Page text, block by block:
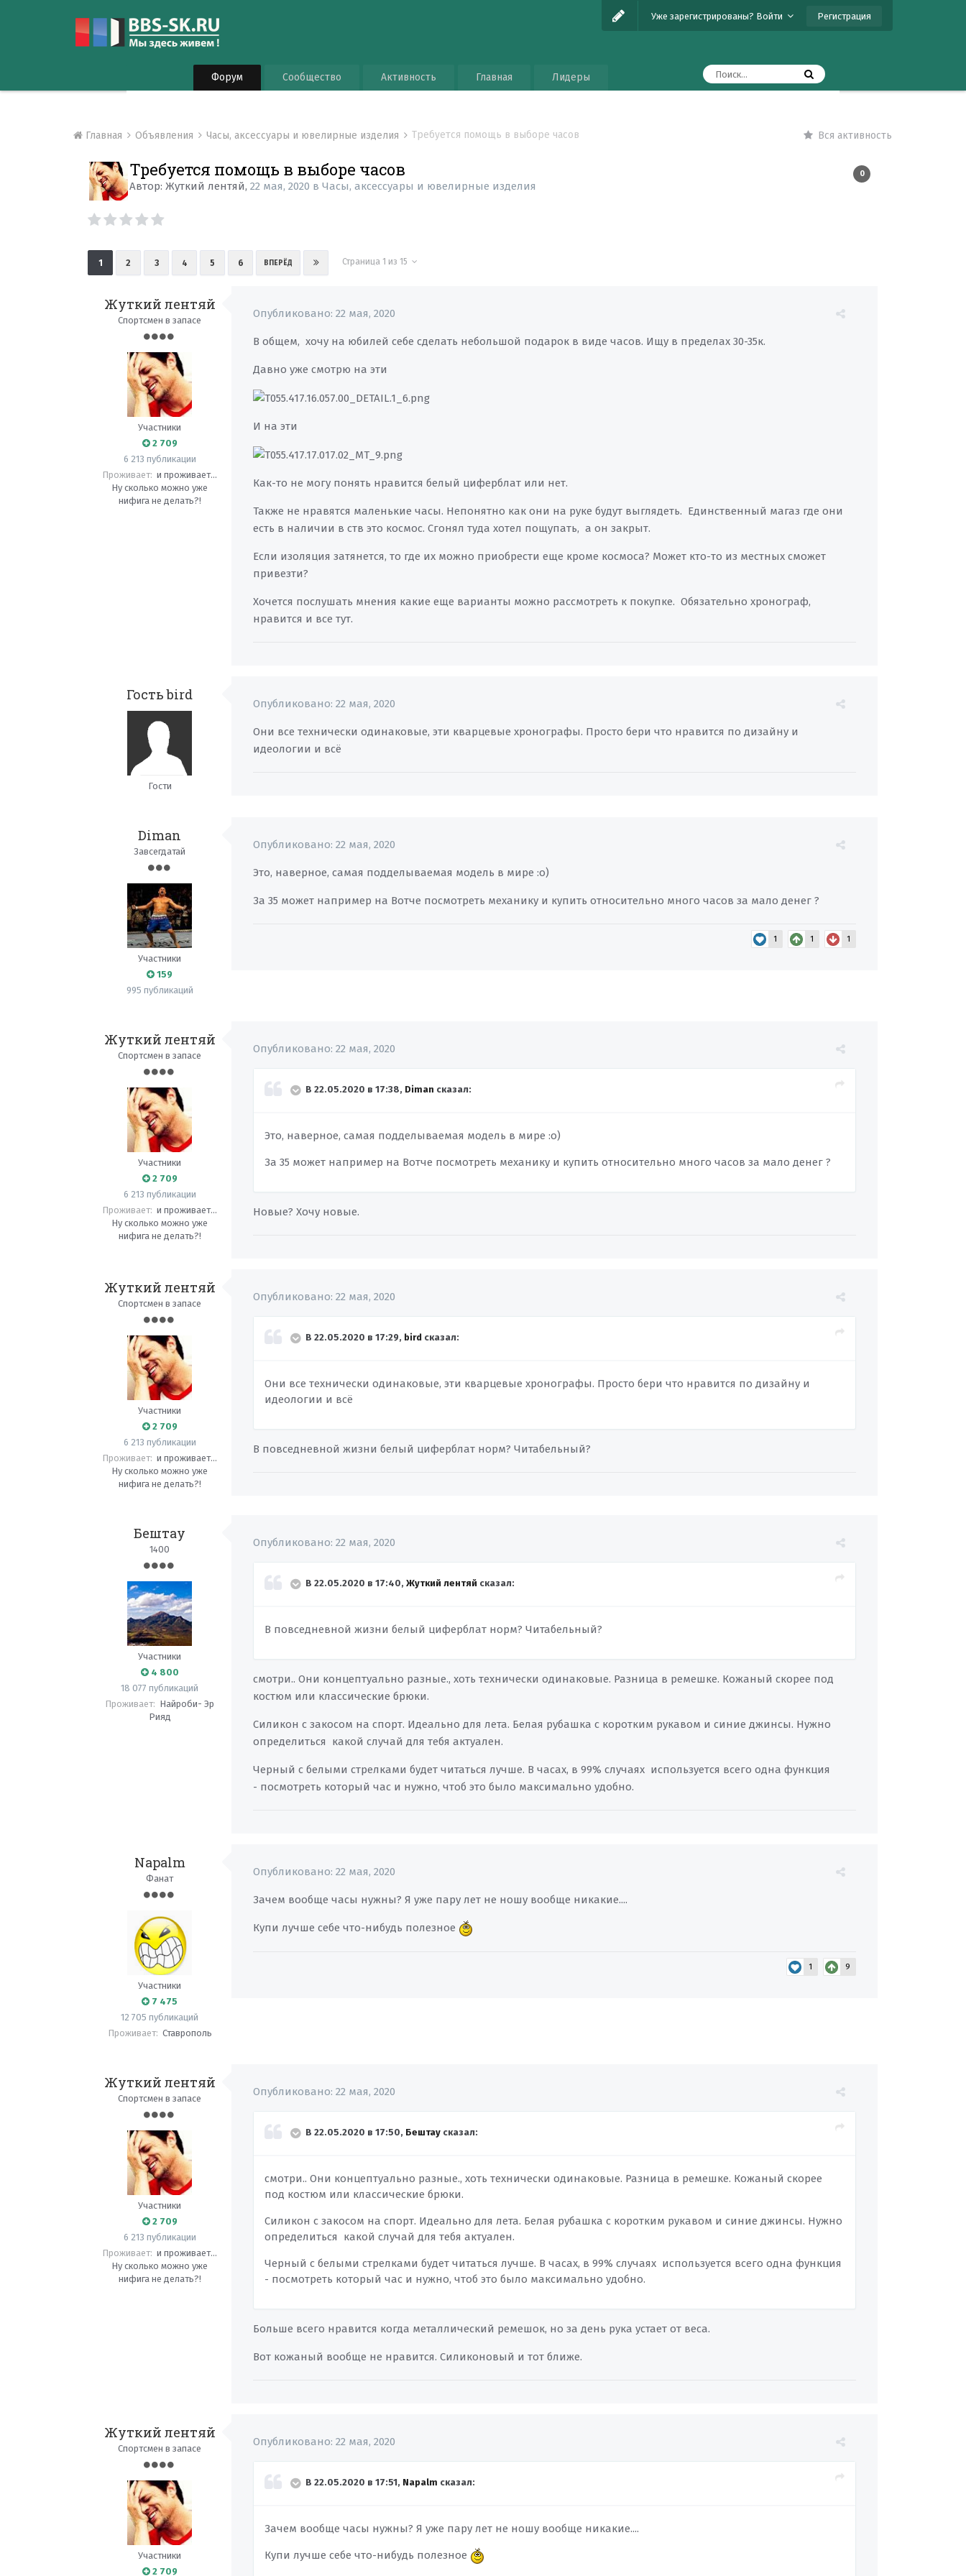
Уже зарегистрированы? Войти Регистрация
Форум Сообщество Активность Главная Лидеры
Вся активность
Главная Объявления Часы, аксессуары и ювелирные изделия Требуется помощь в выборе часов
0
Требуется помощь в выборе часов
Автор:Жуткий лентяй,22 мая, 2020 вЧасы, аксессуары и ювелирные изделия
1 2 3 4 5 6 ВПЕРЁД Страница 1 из 15
Жуткий лентяй
Спортсмен в запасе
Участники
2 709
6 213 публикации
Проживает: и проживает...
Ну сколько можно уже
нифига не делать?!
Опубликовано:22 мая, 2020
В общем, хочу на юбилей себе сделать небольшой подарок в виде часов. Ищу в пределах 30-35к.
Давно уже смотрю на эти
И на эти
Как-то не могу понять нравится белый циферблат или нет.
Также не нравятся маленькие часы. Непонятно как они на руке будут выглядеть. Единственный магаз где они
есть в наличии в ств это космос. Сгонял туда хотел пощупать, а он закрыт.
Если изоляция затянется, то где их можно приобрести еще кроме космоса? Может кто-то из местных сможет
привезти?
Хочется послушать мнения какие еще варианты можно рассмотреть к покупке. Обязательно хронограф,
нравится и все тут.
Гость bird
Гости
Опубликовано:22 мая, 2020
Они все технически одинаковые, эти кварцевые хронографы. Просто бери что нравится по дизайну и
идеологии и всё
Diman
Завсегдатай
Участники
159
995 публикаций
Опубликовано:22 мая, 2020
Это, наверное, самая подделываемая модель в мире:о)
За 35 может например на Вотче посмотреть механику и купить относительно много часов за мало денег ?
1 1 1
Жуткий лентяй
Спортсмен в запасе
Участники
2 709
6 213 публикации
Проживает: и проживает...
Ну сколько можно уже
нифига не делать?!
Опубликовано:22 мая, 2020
В 22.05.2020 в 17:38, Diman сказал:
Это, наверное, самая подделываемая модель в мире:о)
За 35 может например на Вотче посмотреть механику и купить относительно много часов за мало денег ?
Новые? Хочу новые.
Жуткий лентяй
Спортсмен в запасе
Участники
2 709
6 213 публикации
Проживает: и проживает...
Ну сколько можно уже
нифига не делать?!
Опубликовано:22 мая, 2020
В 22.05.2020 в 17:29, bird сказал:
Они все технически одинаковые, эти кварцевые хронографы. Просто бери что нравится по дизайну и
идеологии и всё
В повседневной жизни белый циферблат норм? Читабельный?
Бештау
1400
Участники
4 800
18 077 публикаций
Проживает: Найроби- Эр
Рияд
Опубликовано:22 мая, 2020
В 22.05.2020 в 17:40,Жуткий лентяй сказал:
В повседневной жизни белый циферблат норм? Читабельный?
смотри.. Они концептуально разные., хоть технически одинаковые. Разница в ремешке. Кожаный скорее под
костюм или классические брюки.
Силикон с закосом на спорт. Идеально для лета. Белая рубашка с коротким рукавом и синие джинсы. Нужно
определиться какой случай для тебя актуален.
Черный с белыми стрелками будет читаться лучше. В часах, в 99% случаях используется всего одна функция
- посмотреть который час и нужно, чтоб это было максимально удобно.
Napalm
Фанат
Участники
7 475
12 705 публикаций
Проживает: Ставрополь
Опубликовано:22 мая, 2020
Зачем вообще часы нужны? Я уже пару лет не ношу вообще никакие....
Купи лучше себе что-нибудь полезное
1 9
Жуткий лентяй
Спортсмен в запасе
Участники
2 709
6 213 публикации
Проживает: и проживает...
Ну сколько можно уже
нифига не делать?!
Опубликовано:22 мая, 2020
В 22.05.2020 в 17:50, Бештау сказал:
смотри.. Они концептуально разные., хоть технически одинаковые. Разница в ремешке. Кожаный скорее
под костюм или классические брюки.
Силикон с закосом на спорт. Идеально для лета. Белая рубашка с коротким рукавом и синие джинсы. Нужно
определиться какой случай для тебя актуален.
Черный с белыми стрелками будет читаться лучше. В часах, в 99% случаях используется всего одна функция
- посмотреть который час и нужно, чтоб это было максимально удобно.
Больше всего нравится когда металлический ремешок, но за день рука устает от веса.
Вот кожаный вообще не нравится. Силиконовый и тот ближе.
Жуткий лентяй
Спортсмен в запасе
Участники
2 709
Опубликовано:22 мая, 2020
В 22.05.2020 в 17:51, Napalm сказал:
Зачем вообще часы нужны? Я уже пару лет не ношу вообще никакие....
Купи лучше себе что-нибудь полезное